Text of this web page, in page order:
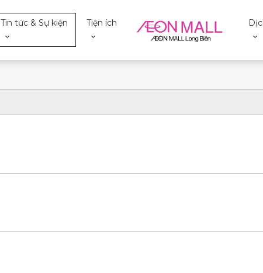
Tin tức & Sự kiện Tiện ích